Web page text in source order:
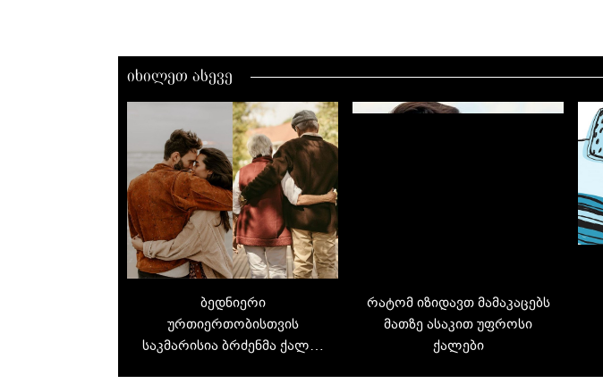
იხილეთ ასევე
ბედნიერი
ურთიერთობისთვის
საკმარისია ბრძენმა ქალმა
რატომ იზიდავთ მამაკაცებს
მათზე ასაკით უფროსი
ქალები